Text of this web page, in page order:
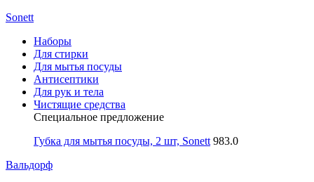
Sonett
Наборы
Для стирки
Для мытья посуды
Антисептики
Для рук и тела
Чистящие средства
Специальное предложение
Губка для мытья посуды, 2 шт, Sonett 983.0
Вальдорф